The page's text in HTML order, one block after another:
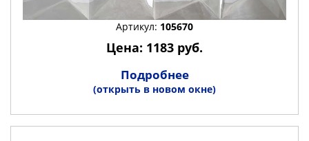
Артикул: 105670
Цена: 1183 руб.
Подробнее
(открыть в новом окне)